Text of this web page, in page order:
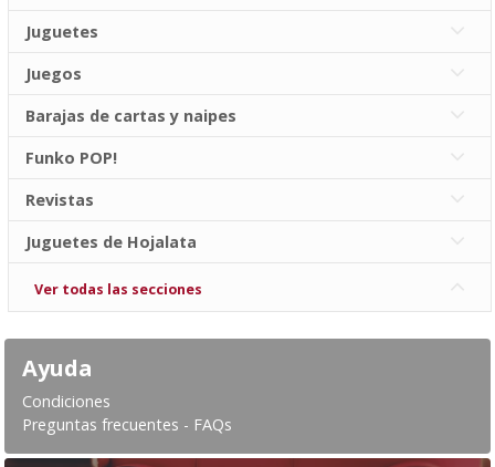
Juguetes
Juegos
Barajas de cartas y naipes
Funko POP!
Revistas
Juguetes de Hojalata
Ver todas las secciones
Ayuda
Condiciones
Preguntas frecuentes - FAQs